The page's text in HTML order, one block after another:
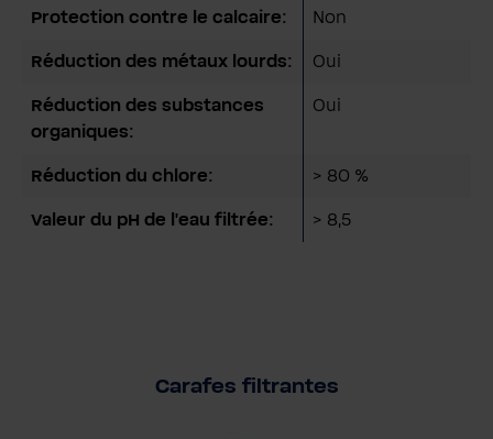
Protection contre le calcaire: Non
Réduction des métaux lourds: Oui
Réduction des substances
organiques:
Oui
Réduction du chlore: > 80 %
Valeur du pH de l'eau filtrée: > 8,5
Carafes filtrantes